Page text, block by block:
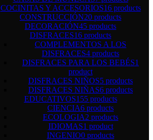
COCINITAS Y ACCESORIOS16 products
CONSTRUCCIÓN20 products
DECORACIÓN45 products
DISFRACES16 products
COMPLEMENTOS A LOS
DISFRACES4 products
DISFRACES PARA LOS BEBÉS1
product
DISFRACES NIÑOS5 products
DISFRACES NIÑAS6 products
EDUCATIVOS155 products
CIENCIA6 products
ECOLOGIA2 products
IDIOMAS1 product
INGENIO0 products